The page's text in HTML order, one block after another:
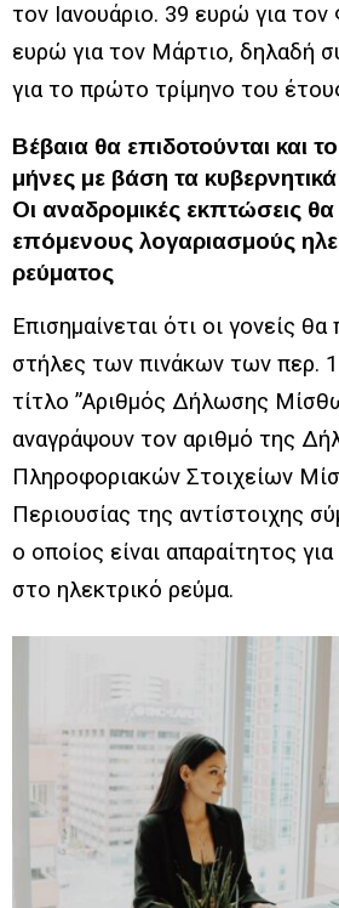
τον Ιανουάριο. 39 ευρώ για
ευρώ για τον Μάρτιο, δηλαδή
για το πρώτο τρίμηνο του
Βέβαια θα επιδοτούνται και
μήνες με βάση τα
Οι αναδρομικές εκπτώσεις
επόμενους λογαριασμούς
ρεύματος
Επισημαίνεται ότι οι γονείς
στήλες των πινάκων των περ.
τίτλο ”Αριθμός Δήλωσης
αναγράψουν τον αριθμό της
Πληροφοριακών Στοιχείων
Περιουσίας της αντίστοιχης
ο οποίος είναι απαραίτητος
στο ηλεκτρικό ρεύμα.